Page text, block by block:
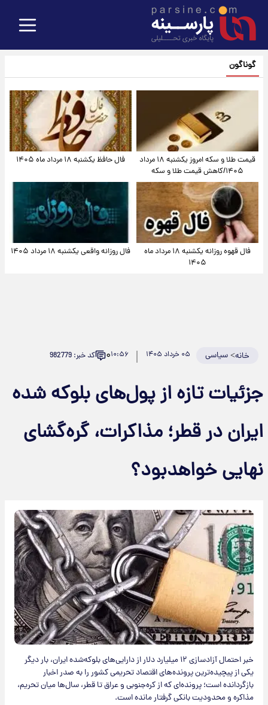
گوناگون
قیمت طلا و سکه امروز یکشنبه ۱۸ مرداد
۱۴۰۵/کاهش قیمت طلا و سکه
فال حافظ یکشنبه ۱۸ مرداد ماه ۱۴۰۵
فال قهوه روزانه یکشنبه ۱۸ مرداد ماه
۱۴۰۵
فال روزانه واقعی یکشنبه ۱۸ مرداد ۱۴۰۵
خانه>سیاسی ۰۵ خرداد ۱۴۰۵ ۱۰:۵۶۰ کد خبر: 982779
جزئیات تازه از پول‌های بلوکه شده
ایران در قطر؛ مذاکرات، گره‌گشای
نهایی خواهدبود؟
خبر احتمال آزادسازی ۱۲ میلیارد دلار از دارایی‌های بلوکه‌شده ایران، بار دیگر
یکی از پیچیده‌ترین پرونده‌های اقتصاد تحریمی کشور را به صدر اخبار
بازگردانده است؛ پرونده‌ای که از کره‌جنوبی و عراق تا قطر، سال‌ها میان تحریم،
مذاکره و محدودیت بانکی گرفتار مانده است.